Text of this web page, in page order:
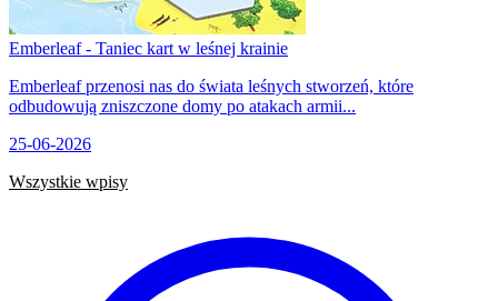
Emberleaf - Taniec kart w leśnej krainie
Emberleaf przenosi nas do świata leśnych stworzeń, które
odbudowują zniszczone domy po atakach armii...
25-06-2026
Wszystkie wpisy